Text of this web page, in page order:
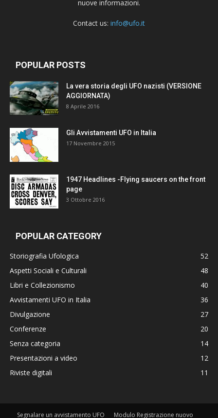
nuove informazioni.
Contact us: info@ufo.it
POPULAR POSTS
La vera storia degli UFO nazisti (VERSIONE
AGGIORNATA)
8 Aprile 2016
Gli Avvistamenti UFO in Italia
17 Novembre 2015
1947 Headlines -Flying saucers on the front
page
3 Ottobre 2016
POPULAR CATEGORY
Storiografia Ufologica
52
Aspetti Sociali e Culturali
48
Libri e Collezionismo
40
Avvistamenti UFO in Italia
36
Divulgazione
27
Conferenze
20
Senza categoria
14
Presentazioni a video
12
Riviste digitali
11
Segnalare un avvistamento UFO Modulo Registrazione nuovo